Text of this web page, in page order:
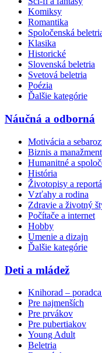
Komiksy
Romantika
Spoločenská
Klasika
Historické
Slovenská beletria
Svetová beletria
Poézia
Ďalšie kategórie
Náučná a odborná
Motivácia a
Biznis a manažment
Humanitné a
História
Životopisy a
Vzťahy a rodina
Zdravie a životný
Počítače a internet
Hobby
Umenie a dizajn
Ďalšie kategórie
Deti a mládež
Knihorad –
Pre najmenších
Pre prvákov
Pre pubertiakov
Young Adult
Beletria